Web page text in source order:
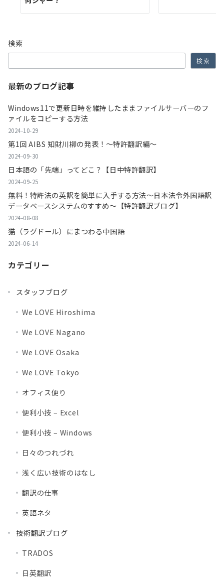
検索
検索
最新のブログ記事
Windows11で更新日時を維持したままファイルサーバーのフ
ァイルをコピーする方法
2024-10-29
第1回 AIBS 知財川柳の発表！～特許翻訳編～
2024-09-30
日本語の「先端」ってどこ？【日中特許翻訳】
2024-09-25
無料！特許法の英訳を簡単に入手する方法～日本法令外国語訳
データベースシステムのすすめ～【特許翻訳ブログ】
2024-08-08
猫（ラグドール）にまつわる中国語
2024-06-14
カテゴリー
スタッフブログ
We LOVE Hiroshima
We LOVE Nagano
We LOVE Osaka
We LOVE Tokyo
オフィス便り
便利小技 – Excel
便利小技 – Windows
日々のつれづれ
浅く広い技術のはなし
翻訳の仕事
英語ネタ
技術翻訳ブログ
TRADOS
日英翻訳